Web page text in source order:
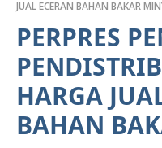
JUAL ECERAN BAHAN BAKAR
PERPRES
HARGA
BAHAN